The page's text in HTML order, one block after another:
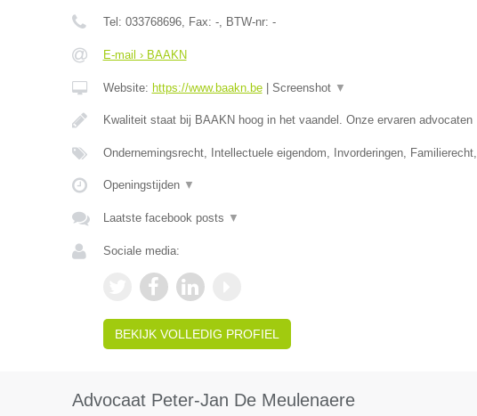
Tel: 033768696, Fax: -, BTW-nr: -
E-mail › BAAKN
Website: https://www.baakn.be| Screenshot ▼
Kwaliteit staat bij BAAKN hoog in het vaandel. Onze ervaren advocaten
Ondernemingsrecht, Intellectuele eigendom, Invorderingen, Familierecht,
Openingstijden ▼
Laatste facebook posts ▼
Sociale media:
BEKIJK VOLLEDIG PROFIEL
Advocaat Peter-Jan De Meulenaere